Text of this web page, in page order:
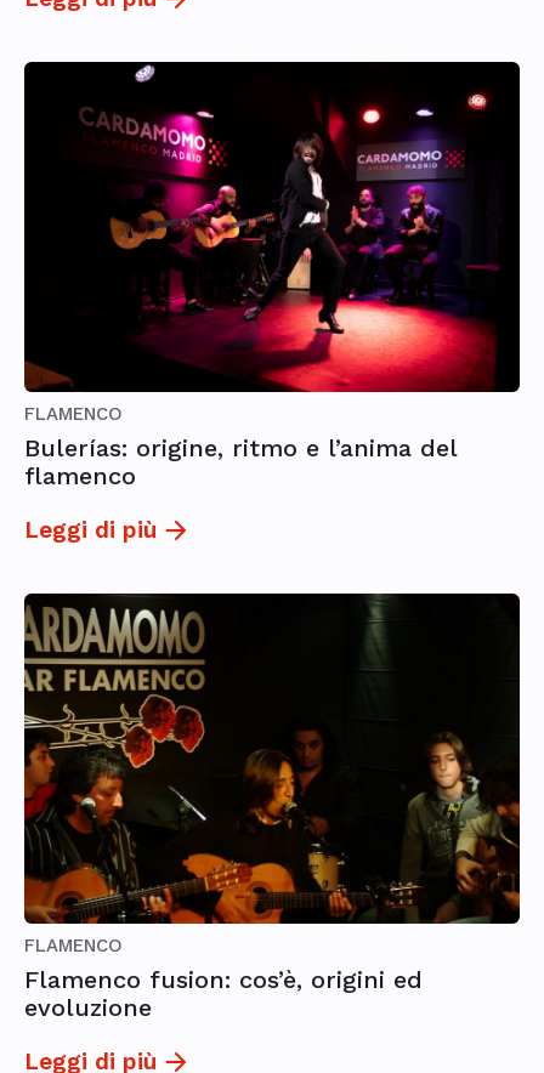
FLAMENCO
Bulerías: origine, ritmo e l’anima del
flamenco
Leggi di più
FLAMENCO
Flamenco fusion: cos’è, origini ed
evoluzione
Leggi di più